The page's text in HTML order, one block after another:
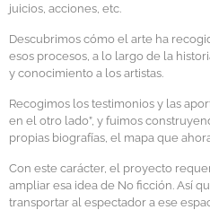
juicios, acciones, etc.
Descubrimos cómo el arte ha
esos procesos, a lo largo de la
y conocimiento a los artistas.
Recogimos los testimonios y las
en el otro lado”, y fuimos
propias biografías, el mapa que
Con este carácter, el proyecto
ampliar esa idea de No ficción. Así
transportar al espectador a ese